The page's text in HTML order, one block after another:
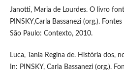
Janotti, Maria de Lourdes. O livro
PINSKY,Carla Bassanezi (org.).
São Paulo: Contexto, 2010.
Luca, Tania Regina de. História dos,
In: PINSKY, Carla Bassanezi (org.).